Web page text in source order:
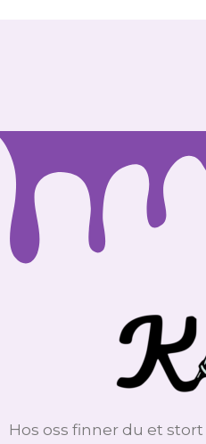
Hos oss finner du et